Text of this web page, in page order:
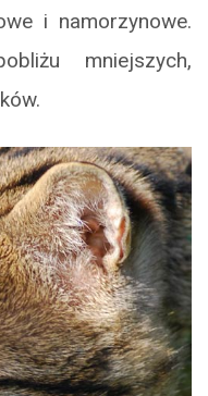
i namorzynowe.
mniejszych,